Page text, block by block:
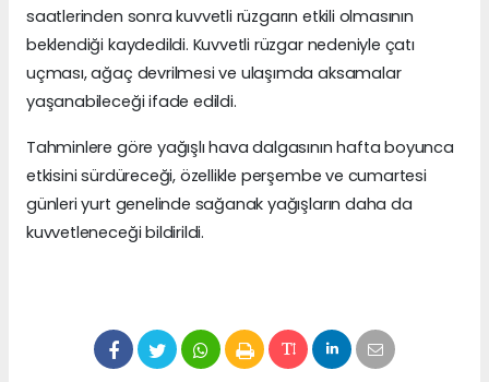
saatlerinden sonra kuvvetli rüzgarın etkili olmasının
beklendiği kaydedildi. Kuvvetli rüzgar nedeniyle çatı
uçması, ağaç devrilmesi ve ulaşımda aksamalar
yaşanabileceği ifade edildi.
Tahminlere göre yağışlı hava dalgasının hafta boyunca
etkisini sürdüreceği, özellikle perşembe ve cumartesi
günleri yurt genelinde sağanak yağışların daha da
kuvvetleneceği bildirildi.